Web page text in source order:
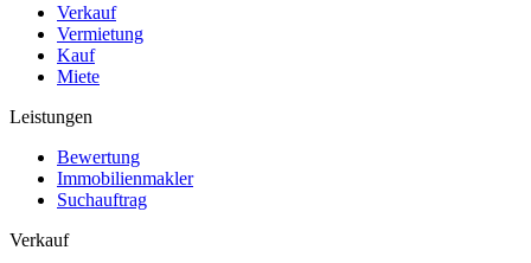
Verkauf
Vermietung
Kauf
Miete
Leistungen
Bewertung
Immobilienmakler
Suchauftrag
Verkauf